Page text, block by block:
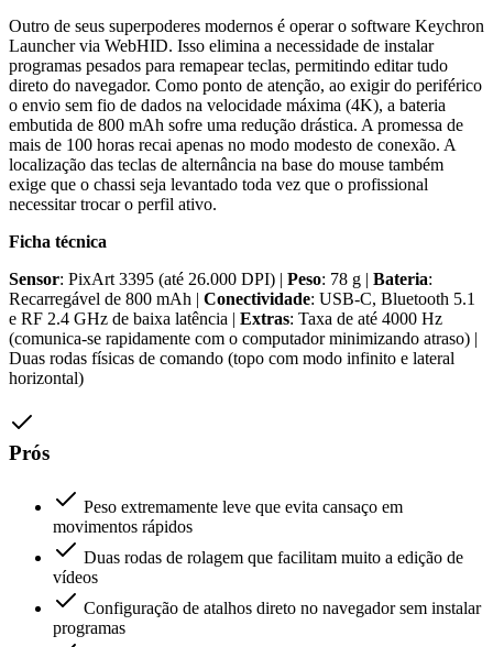
Outro de seus superpoderes modernos é operar o software Keychron
Launcher via WebHID. Isso elimina a necessidade de instalar
programas pesados para remapear teclas, permitindo editar tudo
direto do navegador. Como ponto de atenção, ao exigir do periférico
o envio sem fio de dados na velocidade máxima (4K), a bateria
embutida de 800 mAh sofre uma redução drástica. A promessa de
mais de 100 horas recai apenas no modo modesto de conexão. A
localização das teclas de alternância na base do mouse também
exige que o chassi seja levantado toda vez que o profissional
necessitar trocar o perfil ativo.
Ficha técnica
Sensor: PixArt 3395 (até 26.000 DPI) | Peso: 78 g | Bateria:
Recarregável de 800 mAh | Conectividade: USB-C, Bluetooth 5.1
e RF 2.4 GHz de baixa latência | Extras: Taxa de até 4000 Hz
(comunica-se rapidamente com o computador minimizando atraso) |
Duas rodas físicas de comando (topo com modo infinito e lateral
horizontal)
Prós
Peso extremamente leve que evita cansaço em
movimentos rápidos
Duas rodas de rolagem que facilitam muito a edição de
vídeos
Configuração de atalhos direto no navegador sem instalar
programas